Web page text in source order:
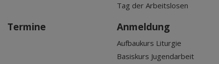
Tag der Arbeitslosen
Termine Anmeldung
Aufbaukurs Liturgie
Basiskurs Jugendarbeit